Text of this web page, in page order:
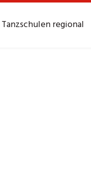
Tanzschulen regional